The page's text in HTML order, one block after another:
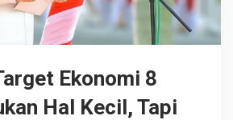
Ekonomi 8
Hal Kecil, Tapi